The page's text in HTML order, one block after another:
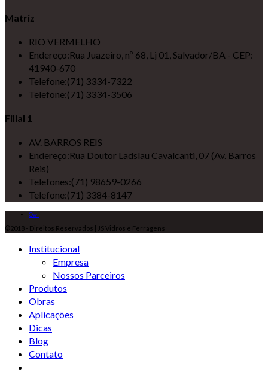
Matriz
RIO VERMELHO
Endereço:Rua Juazeiro, nº 68, Lj 01, Salvador/BA - CEP:
41940-670
Telefone:(71) 3334-7322
Telefone:(71) 3334-3506
Filial 1
AV. BARROS REIS
Endereço:Rua Doutor Ladslau Cavalcanti, 07 (Av. Barros
Reis)
Telefones:(71) 98659-0266
Telefone:(71) 3384-8147
Owl
©2018 - Direitos Reservados | JS Vidros e Ferragens
Institucional
Empresa
Nossos Parceiros
Produtos
Obras
Aplicações
Dicas
Blog
Contato